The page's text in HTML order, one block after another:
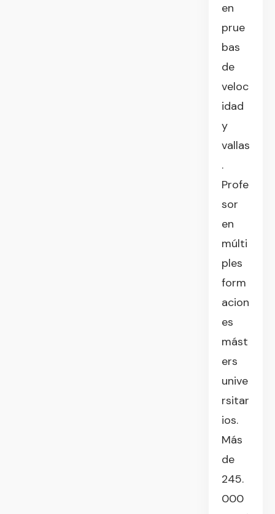
en
prue
bas
de
veloc
idad
y
vallas
.
Profe
sor
en
múlti
ples
form
acion
es
mást
ers
unive
rsitar
ios.
Más
de
245.
000